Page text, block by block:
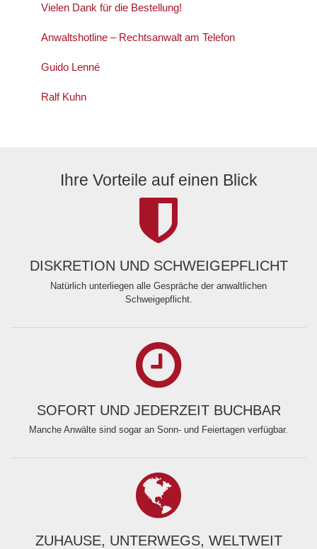
Vielen Dank für die Bestellung!
Anwaltshotline – Rechtsanwalt am Telefon
Guido Lenné
Ralf Kuhn
Ihre Vorteile auf einen Blick
DISKRETION UND SCHWEIGEPFLICHT
Natürlich unterliegen alle Gespräche der anwaltlichen
Schweigepflicht.
SOFORT UND JEDERZEIT BUCHBAR
Manche Anwälte sind sogar an Sonn- und Feiertagen verfügbar.
ZUHAUSE, UNTERWEGS, WELTWEIT